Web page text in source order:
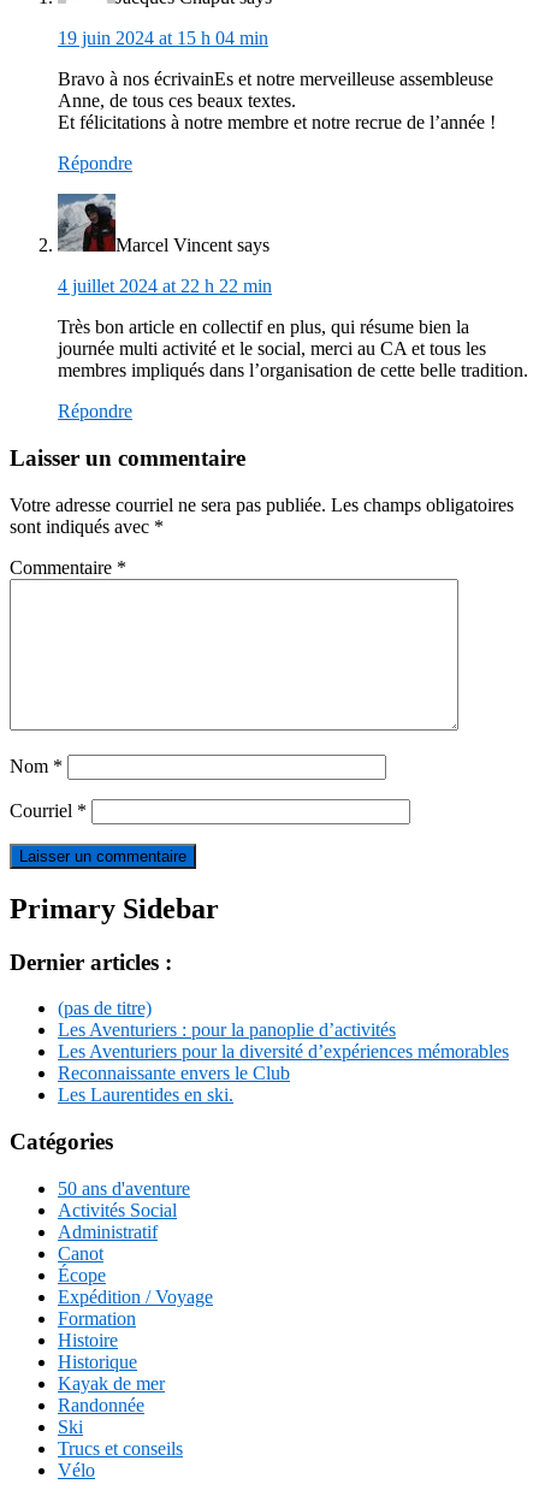
19 juin 2024 at 15 h 04 min
Bravo à nos écrivainEs et notre merveilleuse assembleuse
Anne, de tous ces beaux textes.
Et félicitations à notre membre et notre recrue de l’année !
Répondre
Marcel Vincent says
4 juillet 2024 at 22 h 22 min
Très bon article en collectif en plus, qui résume bien la
journée multi activité et le social, merci au CA et tous les
membres impliqués dans l’organisation de cette belle tradition.
Répondre
Laisser un commentaire
Votre adresse courriel ne sera pas publiée. Les champs obligatoires
sont indiqués avec *
Commentaire *
Nom *
Courriel *
Primary Sidebar
Dernier articles :
(pas de titre)
Les Aventuriers : pour la panoplie d’activités
Les Aventuriers pour la diversité d’expériences mémorables
Reconnaissante envers le Club
Les Laurentides en ski.
Catégories
50 ans d'aventure
Activités Social
Administratif
Canot
Écope
Expédition / Voyage
Formation
Histoire
Historique
Kayak de mer
Randonnée
Ski
Trucs et conseils
Vélo